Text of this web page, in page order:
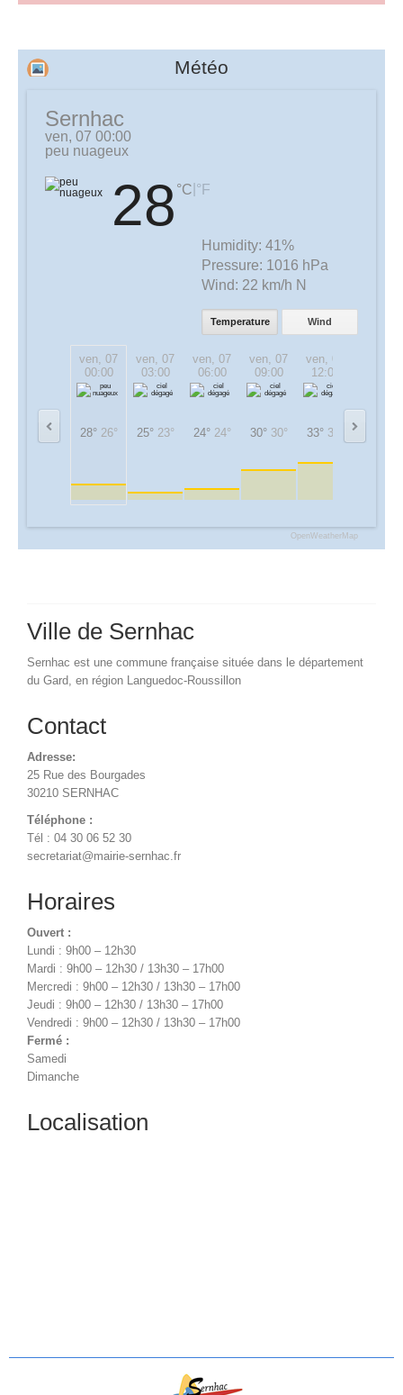
Météo
Sernhac
ven, 07 00:00
peu nuageux
28 °C °F
Humidity: 41%
Pressure: 1016 hPa
Wind: 22 km/h N
Temperature Wind
ven, 07
00:00
28° 26°
ven, 07
03:00
25° 23°
ven, 07
06:00
24° 24°
ven, 07
09:00
30° 30°
ven, 07
12:00
33° 33°
OpenWeatherMap
Ville de Sernhac
Sernhac est une commune française située dans le département
du Gard, en région Languedoc-Roussillon
Contact
Adresse:
25 Rue des Bourgades
30210 SERNHAC
Téléphone :
Tél : 04 30 06 52 30
secretariat@mairie-sernhac.fr
Horaires
Ouvert :
Lundi : 9h00 – 12h30
Mardi : 9h00 – 12h30 / 13h30 – 17h00
Mercredi : 9h00 – 12h30 / 13h30 – 17h00
Jeudi : 9h00 – 12h30 / 13h30 – 17h00
Vendredi : 9h00 – 12h30 / 13h30 – 17h00
Fermé :
Samedi
Dimanche
Localisation